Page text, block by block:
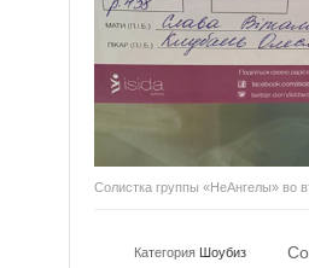
Солистка группы «НеАнгелы» во
Категория Шоубиз